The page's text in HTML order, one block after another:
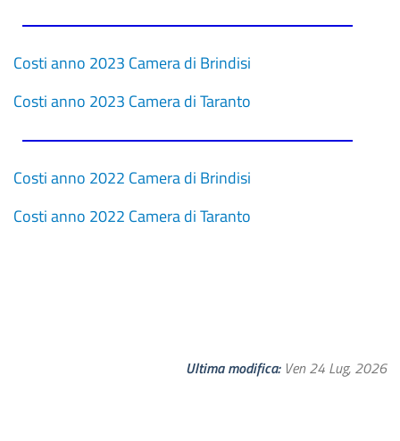
Costi anno 2023 Camera di Brindisi
Costi anno 2023 Camera di Taranto
Costi anno 2022 Camera di Brindisi
Costi anno 2022 Camera di Taranto
Ultima modifica Ven 24 Lug, 2026